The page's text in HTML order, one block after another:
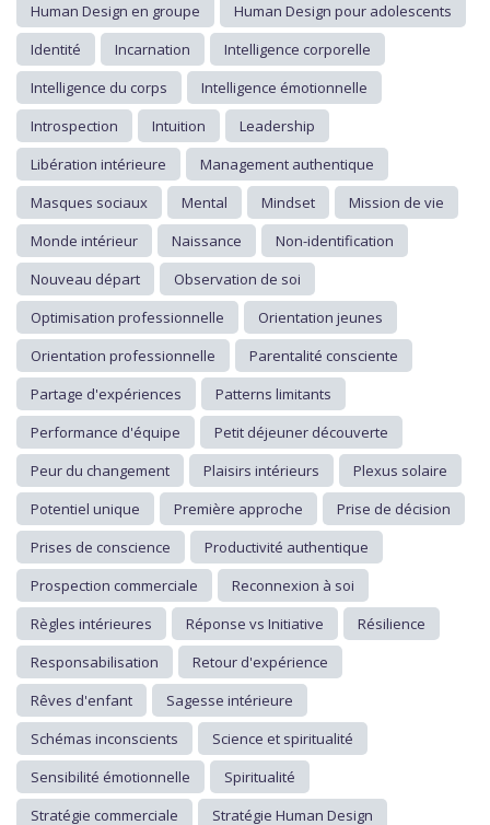
Human Design en groupe
Human Design pour adolescents
Identité
Incarnation
Intelligence corporelle
Intelligence du corps
Intelligence émotionnelle
Introspection
Intuition
Leadership
Libération intérieure
Management authentique
Masques sociaux
Mental Mindset
Mission de vie
Monde intérieur
Naissance
Non-identification
Nouveau départ
Observation de soi
Optimisation professionnelle
Orientation jeunes
Orientation professionnelle
Parentalité consciente
Partage d'expériences
Patterns limitants
Performance d'équipe
Petit déjeuner découverte
Peur du changement
Plaisirs intérieurs
Plexus solaire
Potentiel unique
Première approche
Prise de décision
Prises de conscience
Productivité authentique
Prospection commerciale
Reconnexion à soi
Règles intérieures
Réponse vs Initiative
Résilience
Responsabilisation
Retour d'expérience
Rêves d'enfant
Sagesse intérieure
Schémas inconscients
Science et spiritualité
Sensibilité émotionnelle
Spiritualité
Stratégie commerciale
Stratégie Human Design